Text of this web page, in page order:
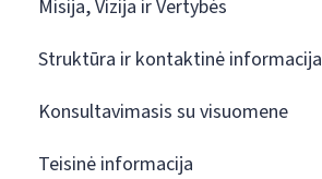
Misija, Vizija ir Vertybės
Struktūra ir kontaktinė informacija
Konsultavimasis su visuomene
Teisinė informacija